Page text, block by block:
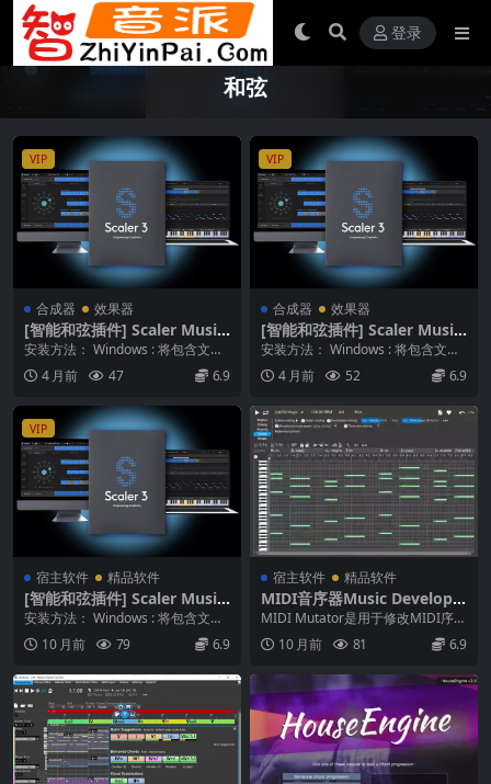
登录
和弦
VIP
合成器 效果器
[智能和弦插件] Scaler Music
Scaler 3 v3.2.1 [WiN MacOS
安装方法： Windows : 将包含文件
“8ee6df9696d67d1fcf...
4 月前 47 6.9
VIP
合成器 效果器
[智能和弦插件] Scaler Music
Scaler 3 v3.2.1 [WiN MacOS
安装方法： Windows : 将包含文件
“8ee6df9696d67d1fcf...
4 月前 52 6.9
VIP
宿主软件 精品软件
[智能和弦插件] Scaler Music
Scaler 3 v3.1.3 [WiN MacOS
X]
安装方法： Windows : 将包含文件
“8ee6df9696d67d1fcf...
10 月前 79 6.9
宿主软件 精品软件
MIDI音序器Music Develop
ments MIDI Mutator v1.4.3
WIN MAC
MIDI Mutator是用于修改MIDI序列
任何方面的工具集合：节奏、时
序、重...
10 月前 81 6.9